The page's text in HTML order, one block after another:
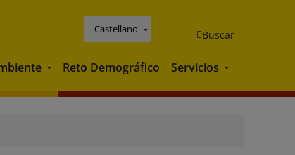
Castellano Buscar
Medio Ambiente
Reto Demográfico Servicios Servicios